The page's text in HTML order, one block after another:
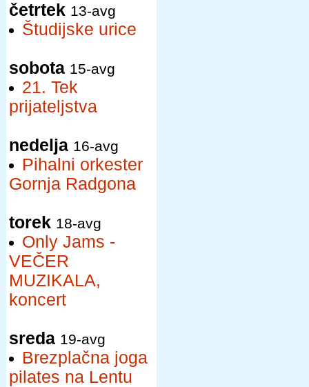
četrtek 13-avg
Študijske urice
sobota 15-avg
21. Tek
prijateljstva
nedelja 16-avg
Pihalni orkester
Gornja Radgona
torek 18-avg
Only Jams -
VEČER
MUZIKALA,
koncert
sreda 19-avg
Brezplačna joga
pilates na Lentu